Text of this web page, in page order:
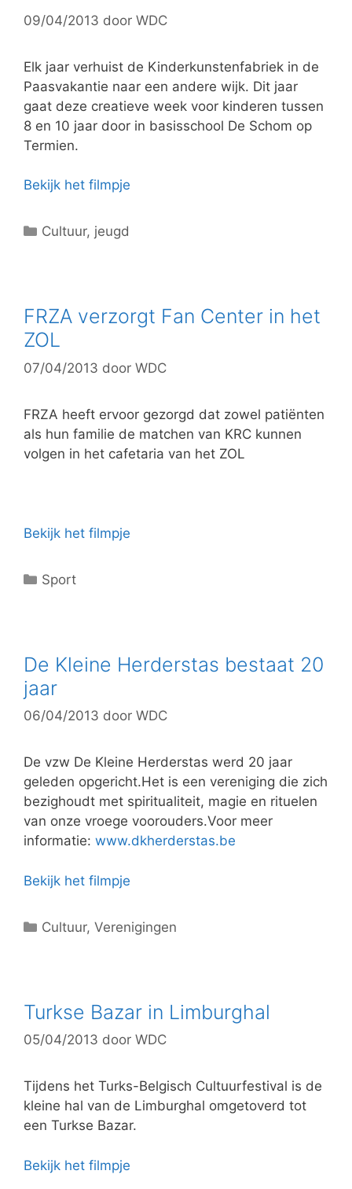
i
ë
n
09/04/2013 door WDC
Elk jaar verhuist de Kinderkunstenfabriek in de
Paasvakantie naar een andere wijk. Dit jaar
gaat deze creatieve week voor kinderen tussen
8 en 10 jaar door in basisschool De Schom op
Termien.
Bekijk het filmpje
C
g
o
r
i
ë
n
Cultuur, jeugd
FRZA verzorgt Fan Center in het
ZOL
07/04/2013 door WDC
FRZA heeft ervoor gezorgd dat zowel patiënten
als hun familie de matchen van KRC kunnen
volgen in het cafetaria van het ZOL
Bekijk het filmpje
C
g
o
r
i
ë
n
Sport
De Kleine Herderstas bestaat 20
jaar
06/04/2013 door WDC
De vzw De Kleine Herderstas werd 20 jaar
geleden opgericht.Het is een vereniging die zich
bezighoudt met spiritualiteit, magie en rituelen
van onze vroege voorouders.Voor meer
informatie: www.dkherderstas.be
Bekijk het filmpje
C
g
r
e
ë
n
Cultuur,Verenigingen
Turkse Bazar in Limburghal
05/04/2013 door WDC
Tijdens het Turks-Belgisch Cultuurfestival is de
kleine hal van de Limburghal omgetoverd tot
een Turkse Bazar.
Bekijk het filmpje